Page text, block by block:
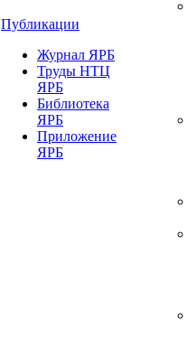
Публикации
Журнал ЯРБ
Труды НТЦ
ЯРБ
Библиотека
ЯРБ
Приложение
ЯРБ